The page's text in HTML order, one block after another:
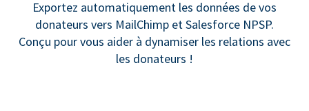
Exportez automatiquement les données de vos
donateurs vers MailChimp et Salesforce NPSP.
Conçu pour vous aider à dynamiser les relations avec
les donateurs !